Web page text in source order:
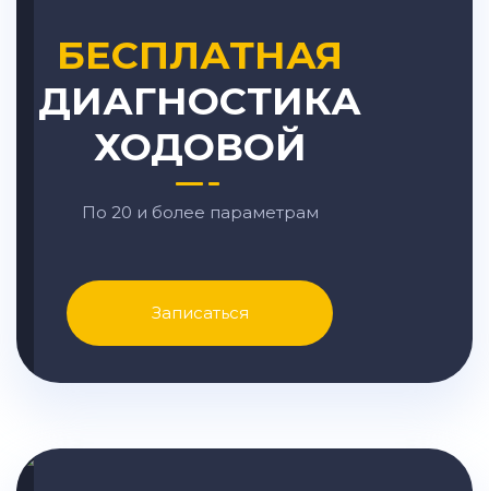
БЕСПЛАТНАЯ
ДИАГНОСТИКА
ХОДОВОЙ
По 20 и более параметрам
Записаться